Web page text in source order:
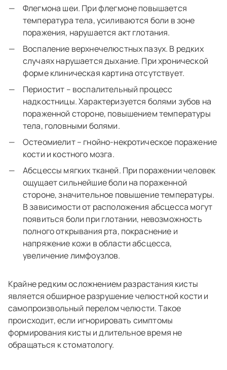
Флегмона шеи. При флегмоне повышается
температура тела, усиливаются боли в зоне
поражения, нарушается акт глотания.
Воспаление верхнечелюстных пазух. В редких
случаях нарушается дыхание. При хронической
форме клиническая картина отсутствует.
Периостит – воспалительный процесс
надкостницы. Характеризуется болями зубов на
пораженной стороне, повышением температуры
тела, головными болями.
Остеомиелит – гнойно-некротическое поражение
кости и костного мозга.
Абсцессы мягких тканей. При поражении человек
ощущает сильнейшие боли на пораженной
стороне, значительное повышение температуры.
В зависимости от расположения абсцесса могут
появиться боли при глотании, невозможность
полного открывания рта, покраснение и
напряжение кожи в области абсцесса,
увеличение лимфоузлов.
Крайне редким осложнением разрастания кисты
является обширное разрушение челюстной кости и
самопроизвольный перелом челюсти. Такое
происходит, если игнорировать симптомы
формирования кисты и длительное время не
обращаться к стоматологу.